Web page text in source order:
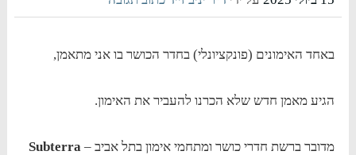
באחד האימונים (פונקציונלי) בחדר הכושר בו אני מתאמן,
הגיע מאמן חדש שלא הכרנו להעביר את האימון.
מדובר ברשת חדרי כושר ומתחמי אימון בתל אביב –